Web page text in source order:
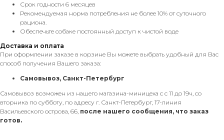
Срок годности 6 месяцев
Рекомендуемая норма потребления не более 10% от суточного
рациона.
Обеспечьте собаке постоянный доступ к чистой воде
Доставка и оплата
При оформлении заказе в корзине Вы можете выбрать удобный для Вас
способ получения Вашего заказа:
Самовывоз, Санкт-Петербург
Самовывоз возможен из нашего магазина-миницеха с с 11 до 19ч, со
вторника по субботу, по адресу г. Санкт-Петербург, 17-линия
Васильевского острова, 66, после нашего сообщения, что заказ
готов.